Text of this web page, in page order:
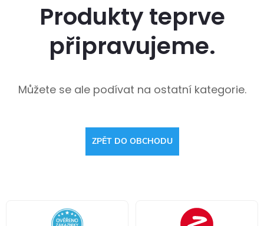
Produkty teprve
připravujeme.
Můžete se ale podívat na ostatní kategorie.
ZPĚT DO OBCHODU